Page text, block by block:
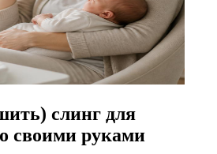
слинг для
своими руками